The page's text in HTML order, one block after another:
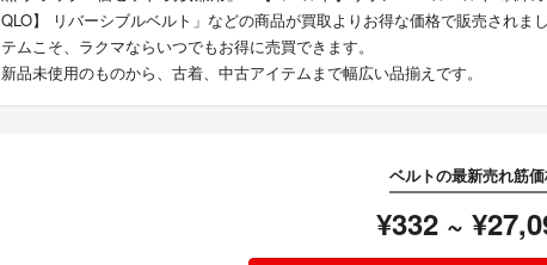
QLO】 リバーシブルベルト」などの商品が買取よりお得な価格で販売され
テムこそ、ラクマならいつでもお得に売買できます。
新品未使用のものから、古着、中古アイテムまで幅広い品揃えです。
ベルトの最新売れ筋
¥332 ~